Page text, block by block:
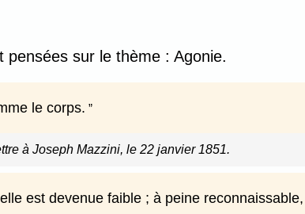
sur le thème : Agonie.
le corps.
à Joseph Mazzini, le 22 janvier 1851.
est devenue faible ; à peine